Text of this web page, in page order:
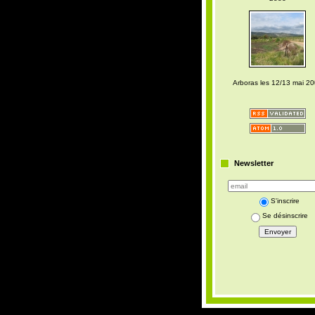
Arboras les 12/13 mai
Newsletter
S'inscrire
Se désinscrire